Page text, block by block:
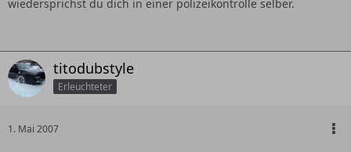
wiedersprichst du dich in einer polizeikontrolle selber.
titodubstyle
Erleuchteter
1. Mai 2007